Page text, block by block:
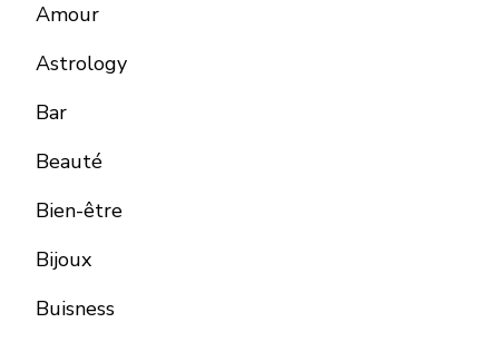
Amour
Astrology
Bar
Beauté
Bien-être
Bijoux
Buisness